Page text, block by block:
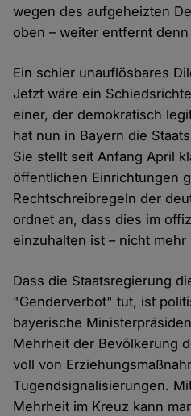
wegen des aufgeheizten
oben – weiter entfernt denn
Ein schier unauflösbares
Jetzt wäre ein
einer, der demokratisch
hat nun in Bayern die
Sie stellt seit Anfang April
öffentlichen Einrichtungen
Rechtschreibregeln der
ordnet an, dass dies im
einzuhalten ist – nicht
Dass die Staatsregierung
"Genderverbot" tut, ist
bayerische
Mehrheit der Bevölkerung
voll von
Tugendsignalisierungen.
Mehrheit im Kreuz kann